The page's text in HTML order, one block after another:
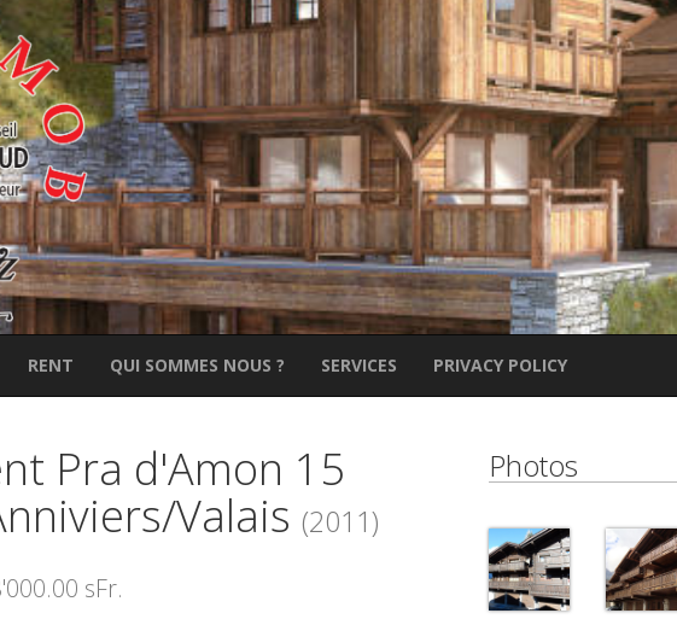
RENT QUI SOMMES NOUS ? SERVICES PRIVACY POLICY
Pra d'Amon 15
Valais (2011)
sFr.
Photos